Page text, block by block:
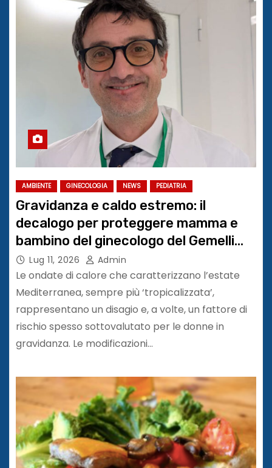
AMBIENTE GINECOLOGIA NEWS PEDIATRIA
Gravidanza e caldo estremo: il
decalogo per proteggere mamma e
bambino del ginecologo del Gemelli
Tullio Ghi
Lug 11, 2026 Admin
Le ondate di calore che caratterizzano l’estate
Mediterranea, sempre più ‘tropicalizzata’,
rappresentano un disagio e, a volte, un fattore di
rischio spesso sottovalutato per le donne in
gravidanza. Le modificazioni…